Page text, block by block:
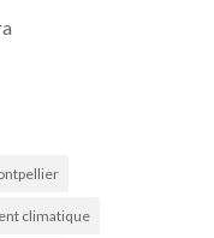
climatique